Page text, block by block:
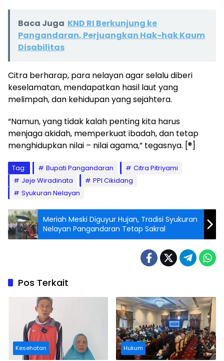
Baca Juga KND RI Berkunjung ke
Pangandaran, Perjuangkan Hak-hak Kaum
Disabilitas
Citra berharap, para nelayan agar selalu diberi
keselamatan, mendapatkan hasil laut yang
melimpah, dan kehidupan yang sejahtera.
“Namun, yang tidak kalah penting kita harus
menjaga akidah, memperkuat ibadah, dan tetap
menghidupkan nilai – nilai agama,” tegasnya. [®]
Tag: Bupati Pangandaran
Citra Pitriyami
Jeje Wiradinata
PPI Cikidang
Syukuran Nelayan
Meriah Meski Diguyur Hujan, Tradisi Syukuran
Nelayan Pangandaran Tetap Sakral
Pos Terkait
Kesehatan Hukum